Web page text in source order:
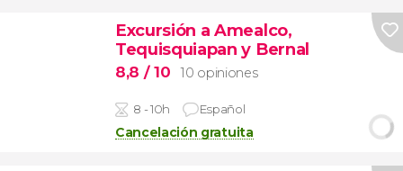
Excursión a Amealco,
Tequisquiapan y Bernal
8,8 / 10 10 opiniones
8 - 10h Español
Cancelación gratuita